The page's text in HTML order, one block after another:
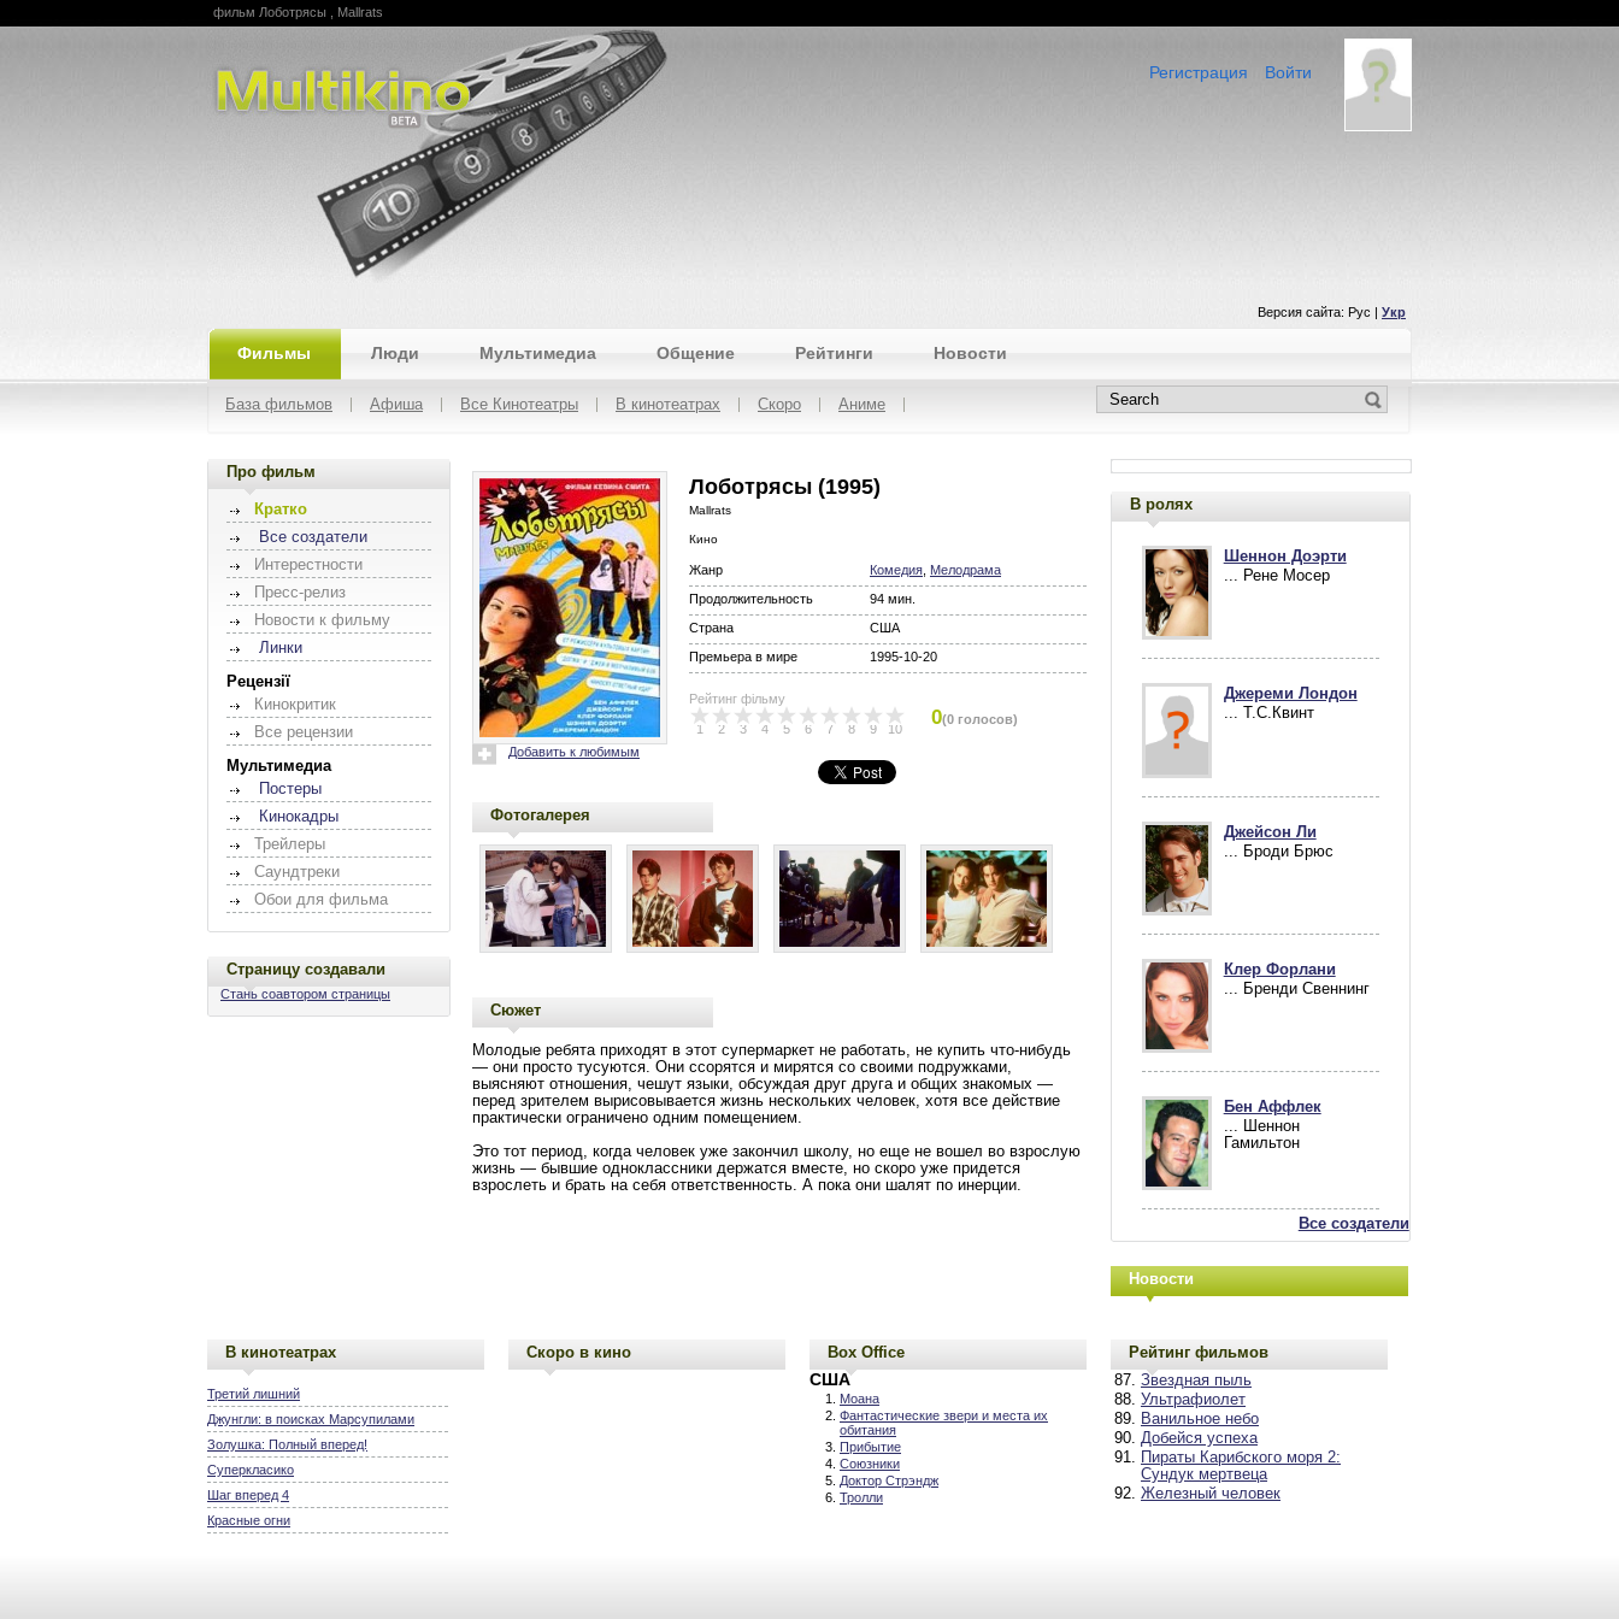
Multikino
фильм Лоботрясы , Mallrats
Войти
Регистрация
Версия сайта: Рус | Укр
Фильмы Люди Мультимедиа Общение Рейтинги Новости
База фильмов Афиша Все Кинотеатры В кинотеатрах Скоро Аниме
Про фильм
Кратко
Все создатели
Интерестности
Пресс-релиз
Новости к фильму
Линки
Рецензії
Кинокритик
Все рецензии
Мультимедиа
Постеры
Кинокадры
Трейлеры
Саундтреки
Обои для фильма
Страницу создавали
Стань соавтором страницы
В ролях
Шеннон Доэрти
... Рене Мосер
Джереми Лондон
... Т.С.Квинт
Джейсон Ли
... Броди Брюс
Клер Форлани
... Бренди Свеннинг
Бен Aффлек
... Шеннон
Гамильтон
Все создатели
Новости
Добавить к любимым
Лоботрясы (1995)
Mallrats
Кино
Жанр Комедия Мелодрама
Продолжительность
94 мин.
Страна
США
Премьера в мире
1995-10-20
Рейтинг фільму
1 2 3 4 5 6 7 8 9 10 0(0 голосов)
Фотогалерея
Сюжет
Молодые ребята приходят в этот супермаркет не работать, не купить что-нибудь
— они просто тусуются. Они ссорятся и мирятся со своими подружками,
выясняют отношения, чешут языки, обсуждая друг друга и общих знакомых —
перед зрителем вырисовывается жизнь нескольких человек, хотя все действие
практически ограничено одним помещением.
Это тот период, когда человек уже закончил школу, но еще не вошел во взрослую
жизнь — бывшие одноклассники держатся вместе, но скоро уже придется
взрослеть и брать на себя ответственность. А пока они шалят по инерции.
В кинотеатрах
Третий лишний
Джунгли: в поисках Марсупилами
Золушка: Полный вперед!
Суперкласико
Шаг вперед 4
Красные огни
Скоро в кино Box Office
США
Моана
Фантастические звери и места их
обитания
Прибытие
Союзники
Доктор Стрэндж
Тролли
Рейтинг фильмов
Звездная пыль
Ультрафиолет
Ванильное небо
Добейся успеха
Пираты Карибского моря 2:
Сундук мертвеца
Железный человек